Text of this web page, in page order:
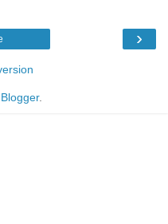
›
Blogger.